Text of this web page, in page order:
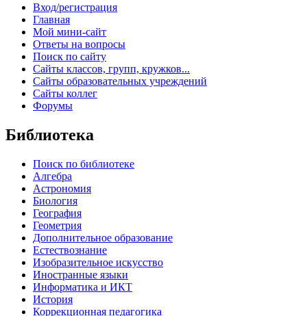
Вход/регистрация
Главная
Мой мини-сайт
Ответы на вопросы
Поиск по сайту
Сайты классов, групп, кружков...
Сайты образовательных учреждений
Сайты коллег
Форумы
Библиотека
Поиск по библиотеке
Алгебра
Астрономия
Биология
География
Геометрия
Дополнительное образование
Естествознание
Изобразительное искусство
Иностранные языки
Информатика и ИКТ
История
Коррекционная педагогика